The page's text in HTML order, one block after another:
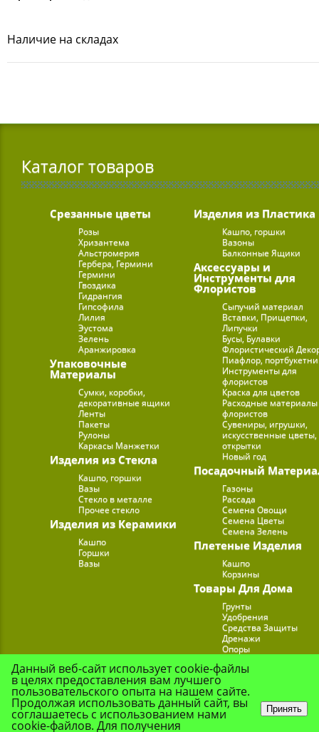
Наличие на складах
Каталог товаров
Срезанные цветы
Розы
Хризантема
Альстромерия
Гербера, Гермини
Гермини
Гвоздика
Гидрангия
Гипсофила
Лилия
Эустома
Зелень
Аранжировка
Упаковочные
Материалы
Сумки, коробки,
декоративные ящики
Ленты
Пакеты
Рулоны
Каркасы Манжетки
Изделия из Стекла
Кашпо, горшки
Вазы
Стекло в металле
Прочее стекло
Изделия из Керамики
Кашпо
Горшки
Вазы
Изделия из Пластика
Кашпо, горшки
Вазоны
Балконные Ящики
Аксессуары и
Инструменты для
Флористов
Сыпучий материал
Вставки, Прищепки,
Липучки
Бусы, Булавки
Флористический
Пиафлор,
Инструменты для
флористов
Краска для цветов
Расходные
флористов
Сувениры, игрушки,
искусственные цветы,
открытки
Новый год
Посадочный
Газоны
Рассада
Семена Овощи
Семена Цветы
Семена Зелень
Плетеные Изделия
Кашпо
Корзины
Товары Для Дома
Грунты
Удобрения
Средства Защиты
Дренажи
Опоры
Подставки для Цветов
Данный веб-сайт использует cookie-файлы
в целях предоставления вам лучшего
пользовательского опыта на нашем сайте.
Продолжая использовать данный сайт, вы
соглашаетесь с использованием нами
cookie-файлов. Для получения
Принять